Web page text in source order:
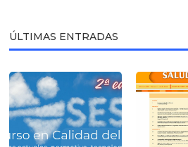
ÚLTIMAS ENTRADAS